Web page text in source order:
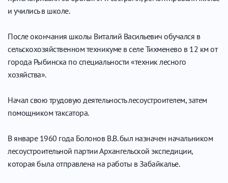
и учились в школе.
После окончания школы Виталий Васильевич обучался в
сельскохозяйственном техникуме в селе Тихменево в 12 км от
города Рыбинска по специальности «техник лесного
хозяйства».
Начал свою трудовую деятельность лесоустроителем, затем
помощником таксатора.
В январе 1960 года Болонов В.В. был назначен начальником
лесоустроительной партии Архангельской экспедиции,
которая была отправлена на работы в Забайкалье.